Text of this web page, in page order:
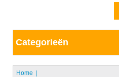
Categorieën
Home